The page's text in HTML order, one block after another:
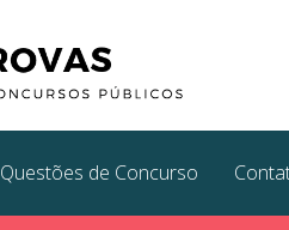
Questões de Concurso